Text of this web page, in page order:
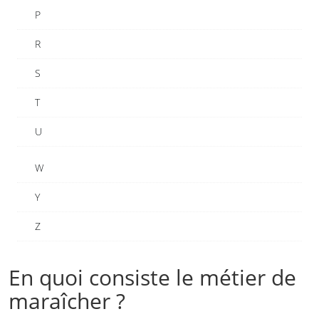
P
R
S
T
U
W
Y
Z
En quoi consiste le métier de
maraîcher ?